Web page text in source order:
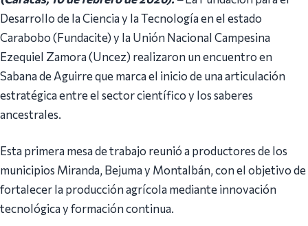
Desarrollo de la Ciencia y la Tecnología en el estado
Carabobo (Fundacite) y la Unión Nacional Campesina
Ezequiel Zamora (Uncez) realizaron un encuentro en
Sabana de Aguirre que marca el inicio de una articulación
estratégica entre el sector científico y los saberes
ancestrales.
Esta primera mesa de trabajo reunió a productores de los
municipios Miranda, Bejuma y Montalbán, con el objetivo de
fortalecer la producción agrícola mediante innovación
tecnológica y formación continua.